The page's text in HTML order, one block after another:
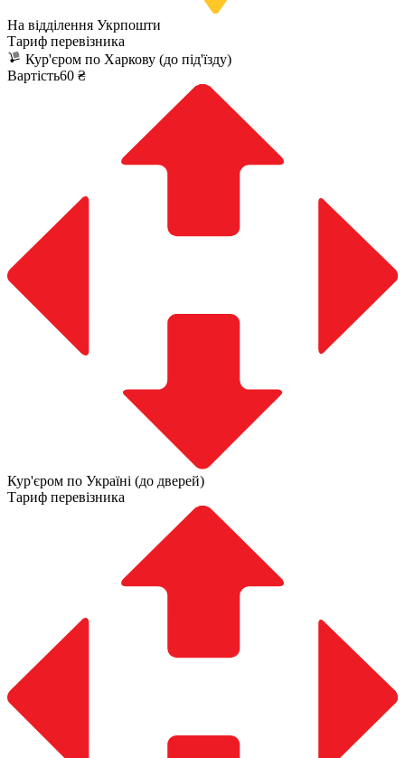
На відділення Укрпошти
Тариф перевізника
Кур'єром по Харкову (до під'їзду)
Вартість60 ₴
Кур'єром по Україні (до дверей)
Тариф перевізника